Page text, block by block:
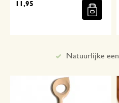
11,95
Met